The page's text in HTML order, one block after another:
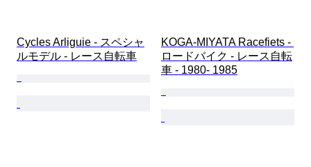
Cycles Arliguie - スペシャ
ルモデル - レース自転車
KOGA-MIYATA Racefiets -
ロードバイク - レース自転
車 - 1980- 1985